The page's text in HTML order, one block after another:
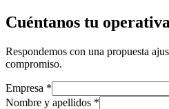
Cuéntanos tu
Respondemos con una propuesta
compromiso.
Empresa *
Nombre y apellidos *